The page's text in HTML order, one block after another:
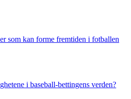
som kan forme fremtiden i fotballen
i baseball-bettingens verden?